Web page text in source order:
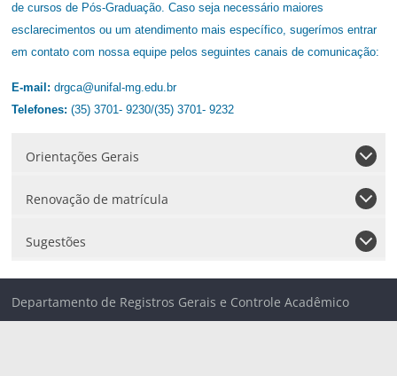
de cursos de Pós-Graduação. Caso seja necessário maiores
esclarecimentos ou um atendimento mais específico, sugerímos entrar
em contato com nossa equipe pelos seguintes canais de comunicação:
E-mail: drgca@unifal-mg.edu.br
Telefones: (35) 3701- 9230/(35) 3701- 9232
Orientações Gerais
Renovação de matrícula
Sugestões
Departamento de Registros Gerais e Controle Acadêmico